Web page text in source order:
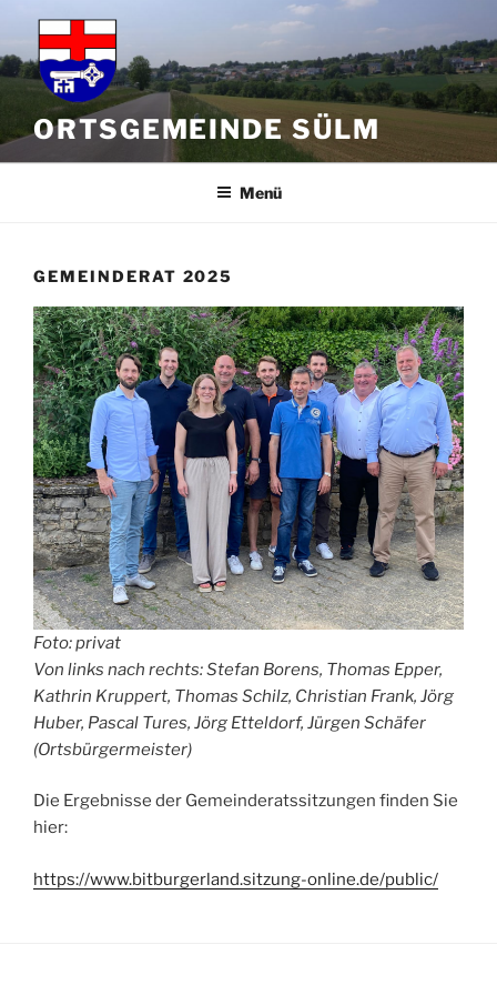
Inhalt
springen
ORTSGEMEINDE SÜLM
Menü
GEMEINDERAT 2025
Foto: privat
Von links nach rechts: Stefan Borens, Thomas Epper,
Kathrin Kruppert, Thomas Schilz, Christian Frank, Jörg
Huber, Pascal Tures, Jörg Etteldorf, Jürgen Schäfer
(Ortsbürgermeister)
Die Ergebnisse der Gemeinderatssitzungen finden Sie
hier:
https://www.bitburgerland.sitzung-online.de/public/